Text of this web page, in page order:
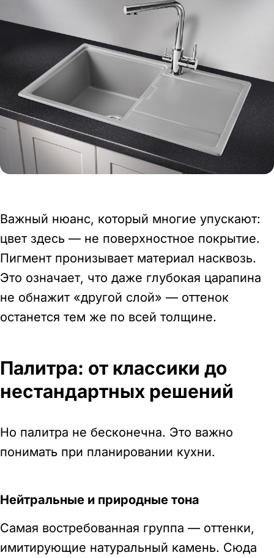
Важный нюанс, который многие упускают:
цвет здесь — не поверхностное покрытие.
Пигмент пронизывает материал насквозь.
Это означает, что даже глубокая царапина
не обнажит «другой слой» — оттенок
останется тем же по всей толщине.
Палитра: от классики до
нестандартных решений
Но палитра не бесконечна. Это важно
понимать при планировании кухни.
Нейтральные и природные тона
Самая востребованная группа — оттенки,
имитирующие натуральный камень. Сюда